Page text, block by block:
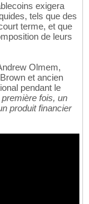
exigera
tels que des
terme, et que
de leurs
Olmem,
et ancien
pendant le
fois, un
produit financier